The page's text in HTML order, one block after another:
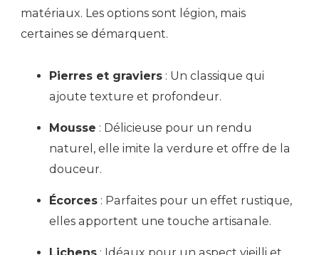
matériaux. Les options sont légion, mais
certaines se démarquent.
Pierres et graviers : Un classique qui
ajoute texture et profondeur.
Mousse : Délicieuse pour un rendu
naturel, elle imite la verdure et offre de la
douceur.
Écorces : Parfaites pour un effet rustique,
elles apportent une touche artisanale.
Lichens : Idéaux pour un aspect vieilli et